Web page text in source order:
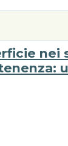
nei